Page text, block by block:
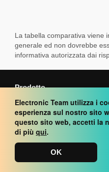
Electronic Team utilizza i
esperienza sul nostro sito
questo sito web, accetti la
di più qui.
OK
La tabella comparativa viene
generale ed non dovrebbe
informativa autorizzata dai
Prodotto
Confronta HelpWire con